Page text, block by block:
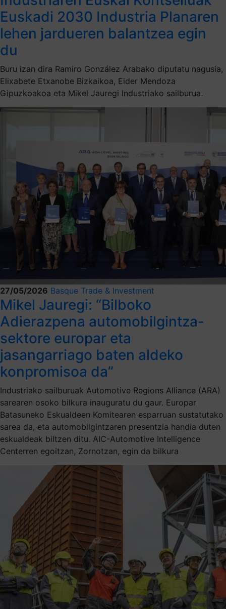
Euskadi 2030 Industria Planaren
lehen jardueren balantzea egin
du
Buru izan dira Ramiro González Arabako diputatu nagusia,
Elixabete Etxanobe Bizkaikoa, Eider Mendoza
Gipuzkoakoa eta Mikel Jauregi Industriako sailburua.
27/05/2026 Basque Trade & Investment
Mikel Jauregi: “Bilboko
Adierazpena automobilgintza-
sektore europar eta
jasangarriago baten aldeko
konpromisoa da”
Industriako sailburuak Automotive Regions Alliance (ARA)
sarearen osoko bilkura inauguratu du gaur. Europar
Batasuneko Eskualdeen Komitearen esparruan sustatutako
sarea da, eta automobilgintzaren presentzia handia duten
eskualdeak biltzen ditu. AIC-Automotive Intelligence
Centerren egoitzan, Zornotzan, egin da bilkura